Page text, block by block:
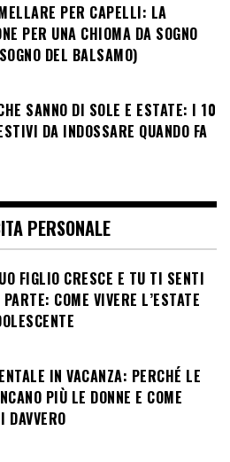
PER CAPELLI: LA
PER UNA CHIOMA DA SOGNO
DEL BALSAMO)
SANNO DI SOLE E ESTATE: I 10
DA INDOSSARE QUANDO FA
PERSONALE
FIGLIO CRESCE E TU TI SENTI
COME VIVERE L’ESTATE
IN VACANZA: PERCHÉ LE
PIÙ LE DONNE E COME
DAVVERO